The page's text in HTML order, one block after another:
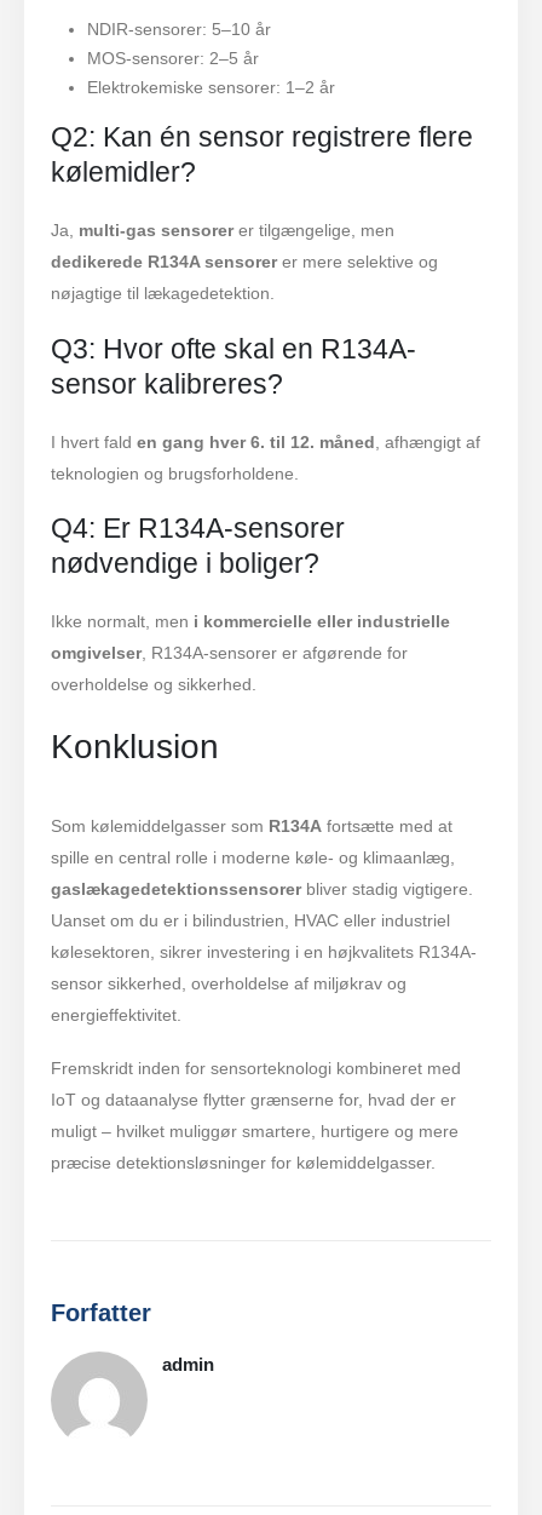
NDIR-sensorer: 5–10 år
MOS-sensorer: 2–5 år
Elektrokemiske sensorer: 1–2 år
Q2: Kan én sensor registrere flere
kølemidler?
Ja, multi-gas sensorerer tilgængelige, men
dedikerede R134A sensorerer mere selektive og
nøjagtige til lækagedetektion.
Q3: Hvor ofte skal en R134A-
sensor kalibreres?
I hvert falden gang hver 6. til 12. måned , afhængigt af
teknologien og brugsforholdene.
Q4: Er R134A-sensorer
nødvendige i boliger?
Ikke normalt, men i kommercielle eller industrielle
omgivelser, R134A-sensorer er afgørende for
overholdelse og sikkerhed.
Konklusion
Som kølemiddelgasser som R134A fortsætte med at
spille en central rolle i moderne køle- og klimaanlæg,
gaslækagedetektionssensorerbliver stadig vigtigere.
Uanset om du er i bilindustrien, HVAC eller industriel
kølesektoren, sikrer investering i en højkvalitets R134A-
sensor sikkerhed, overholdelse af miljøkrav og
energieffektivitet.
Fremskridt inden for sensorteknologi kombineret med
IoT og dataanalyse flytter grænserne for, hvad der er
muligt – hvilket muliggør smartere, hurtigere og mere
præcise detektionsløsninger for kølemiddelgasser.
Forfatter
admin